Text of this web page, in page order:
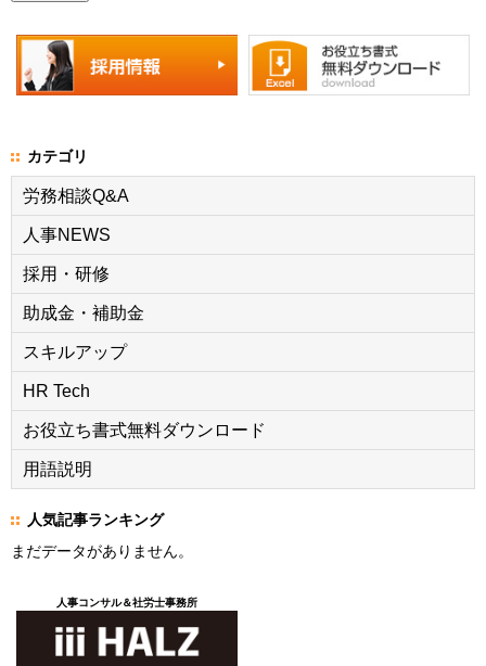
カテゴリ
労務相談Q&A
人事NEWS
採用・研修
助成金・補助金
スキルアップ
HR Tech
お役立ち書式無料ダウンロード
用語説明
人気記事ランキング
まだデータがありません。
人事コンサル＆社労士事務所